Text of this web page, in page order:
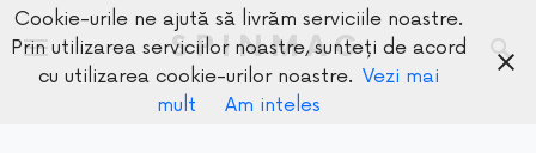
SPINMAG
Cookie-urile ne ajută să livrăm serviciile noastre.
Prin utilizarea serviciilor noastre, sunteți de acord
cu utilizarea cookie-urilor noastre. Vezi mai
mult
Am inteles